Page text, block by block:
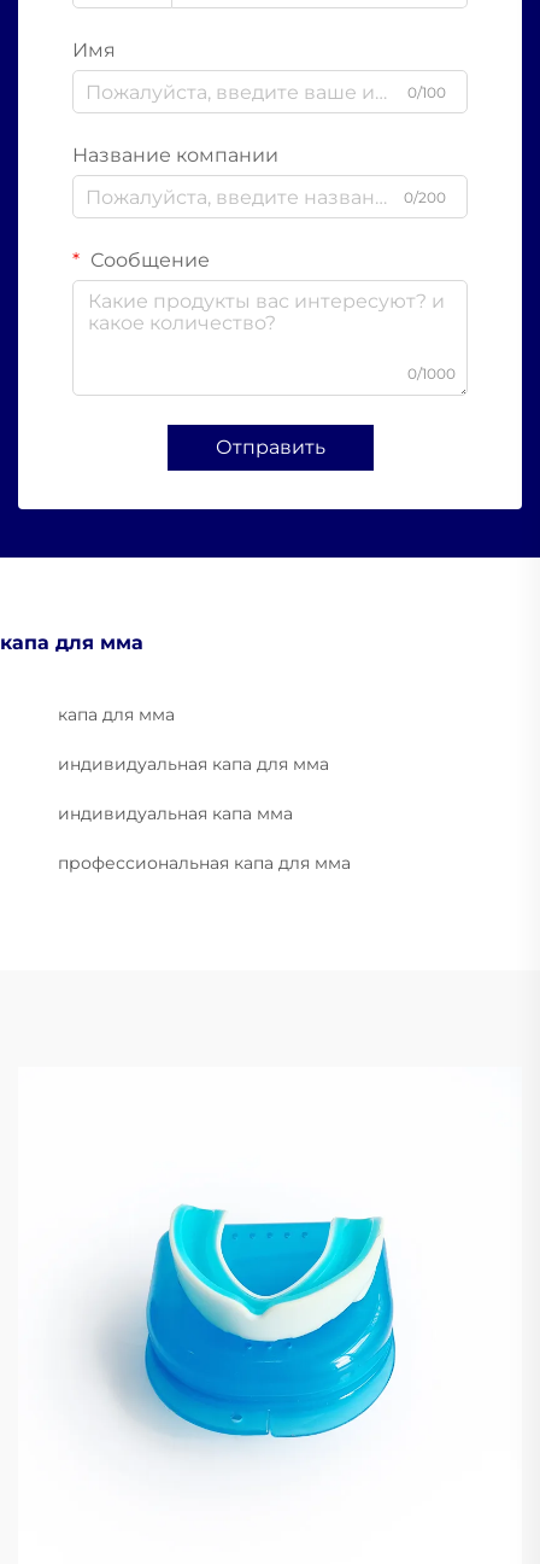
Имя
0/100
Название компании
0/200
Сообщение
0/1000
Отправить
капа для мма
капа для мма
индивидуальная капа для мма
индивидуальная капа мма
профессиональная капа для мма